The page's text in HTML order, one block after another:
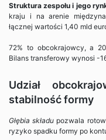
Struktura zespołu i jego
kraju i na arenie
łącznej wartości 1,40 mld
72% to obcokrajowcy, a
Bilans transferowy wynosi -
Udział
stabilność formy
Głębia składu pozwala
ryzyko spadku formy po